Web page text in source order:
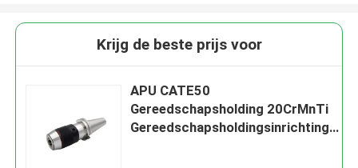
Krijg de beste prijs voor
APU CATE50
Gereedschapsholding 20CrMnTi
Gereedschapsholdingsinrichtingen